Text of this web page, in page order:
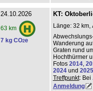
24.10.2026
63 km
7 kg CO2e
KT:
Länge: 32 km,
Wanderung
Graten rund
Hochthürmer
Fotos 2014,
2024und 2025
Treffpunkt: Bei
Anmeldung